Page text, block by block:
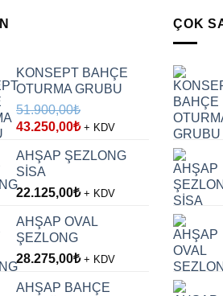
KONSEPT BAHÇE
OTURMA GRUBU
51.900,00₺
Orijinal
51.900,00₺.
43.250,00₺Şu
fiyat:
+ KDV
AHŞAP ŞEZLONG
SİSA
22.125,00₺ + KDV
AHŞAP OVAL
ŞEZLONG
28.275,00₺ + KDV
AHŞAP BAHÇE
ÇOK